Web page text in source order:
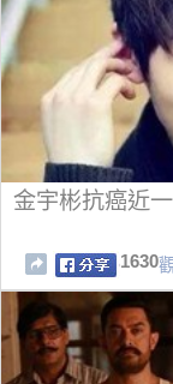
金宇彬抗癌近
1630